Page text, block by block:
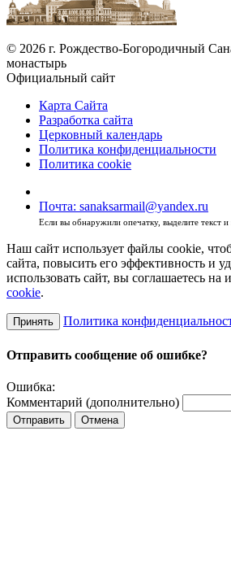
© 2026 г. Рождество-Богородичный
монастырь
Официальный сайт
Карта Сайта
Разработка сайта
Церковный календарь
Политика конфиденциальности
Политика cookie
Почта: sanaksarmail@yandex.ru
Если вы обнаружили опечатку, выделите текст
Наш сайт использует файлы cookie,
сайта, повысить его эффективность и
использовать сайт, вы соглашаетесь на
cookie.
Принять Политика
Отправить сообщение об ошибке?
Ошибка:
Комментарий (дополнительно)
Отправить Отмена